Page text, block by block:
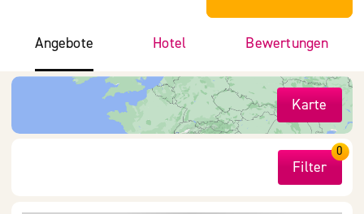
Angebote Hotel Bewertungen
Karte
Filter
0